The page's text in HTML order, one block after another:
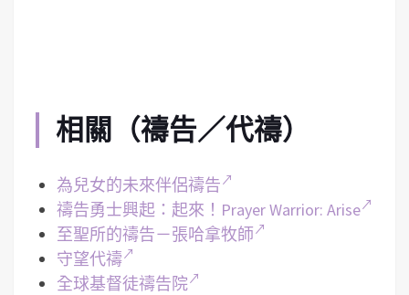
相關（禱告／代禱）
為兒女的未來伴侶禱告
禱告勇士興起：起來！Prayer Warrior: Arise
至聖所的禱告－張哈拿牧師
守望代禱
全球基督徒禱告院